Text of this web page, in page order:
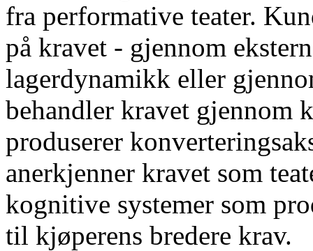
fra performative teater.
på kravet - gjennom
lagerdynamikk eller
behandler kravet gjennom
produserer
anerkjenner kravet som
kognitive systemer som
til kjøperens bredere krav.